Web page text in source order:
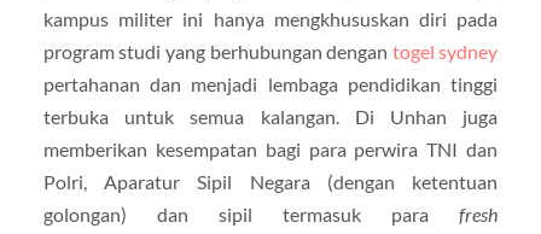
kampus militer ini hanya mengkhususkan diri pada
program studi yang berhubungan dengan togel sydney
pertahanan dan menjadi lembaga pendidikan tinggi
terbuka untuk semua kalangan. Di Unhan juga
memberikan kesempatan bagi para perwira TNI dan
Polri, Aparatur Sipil Negara (dengan ketentuan
golongan) dan sipil termasuk parafresh